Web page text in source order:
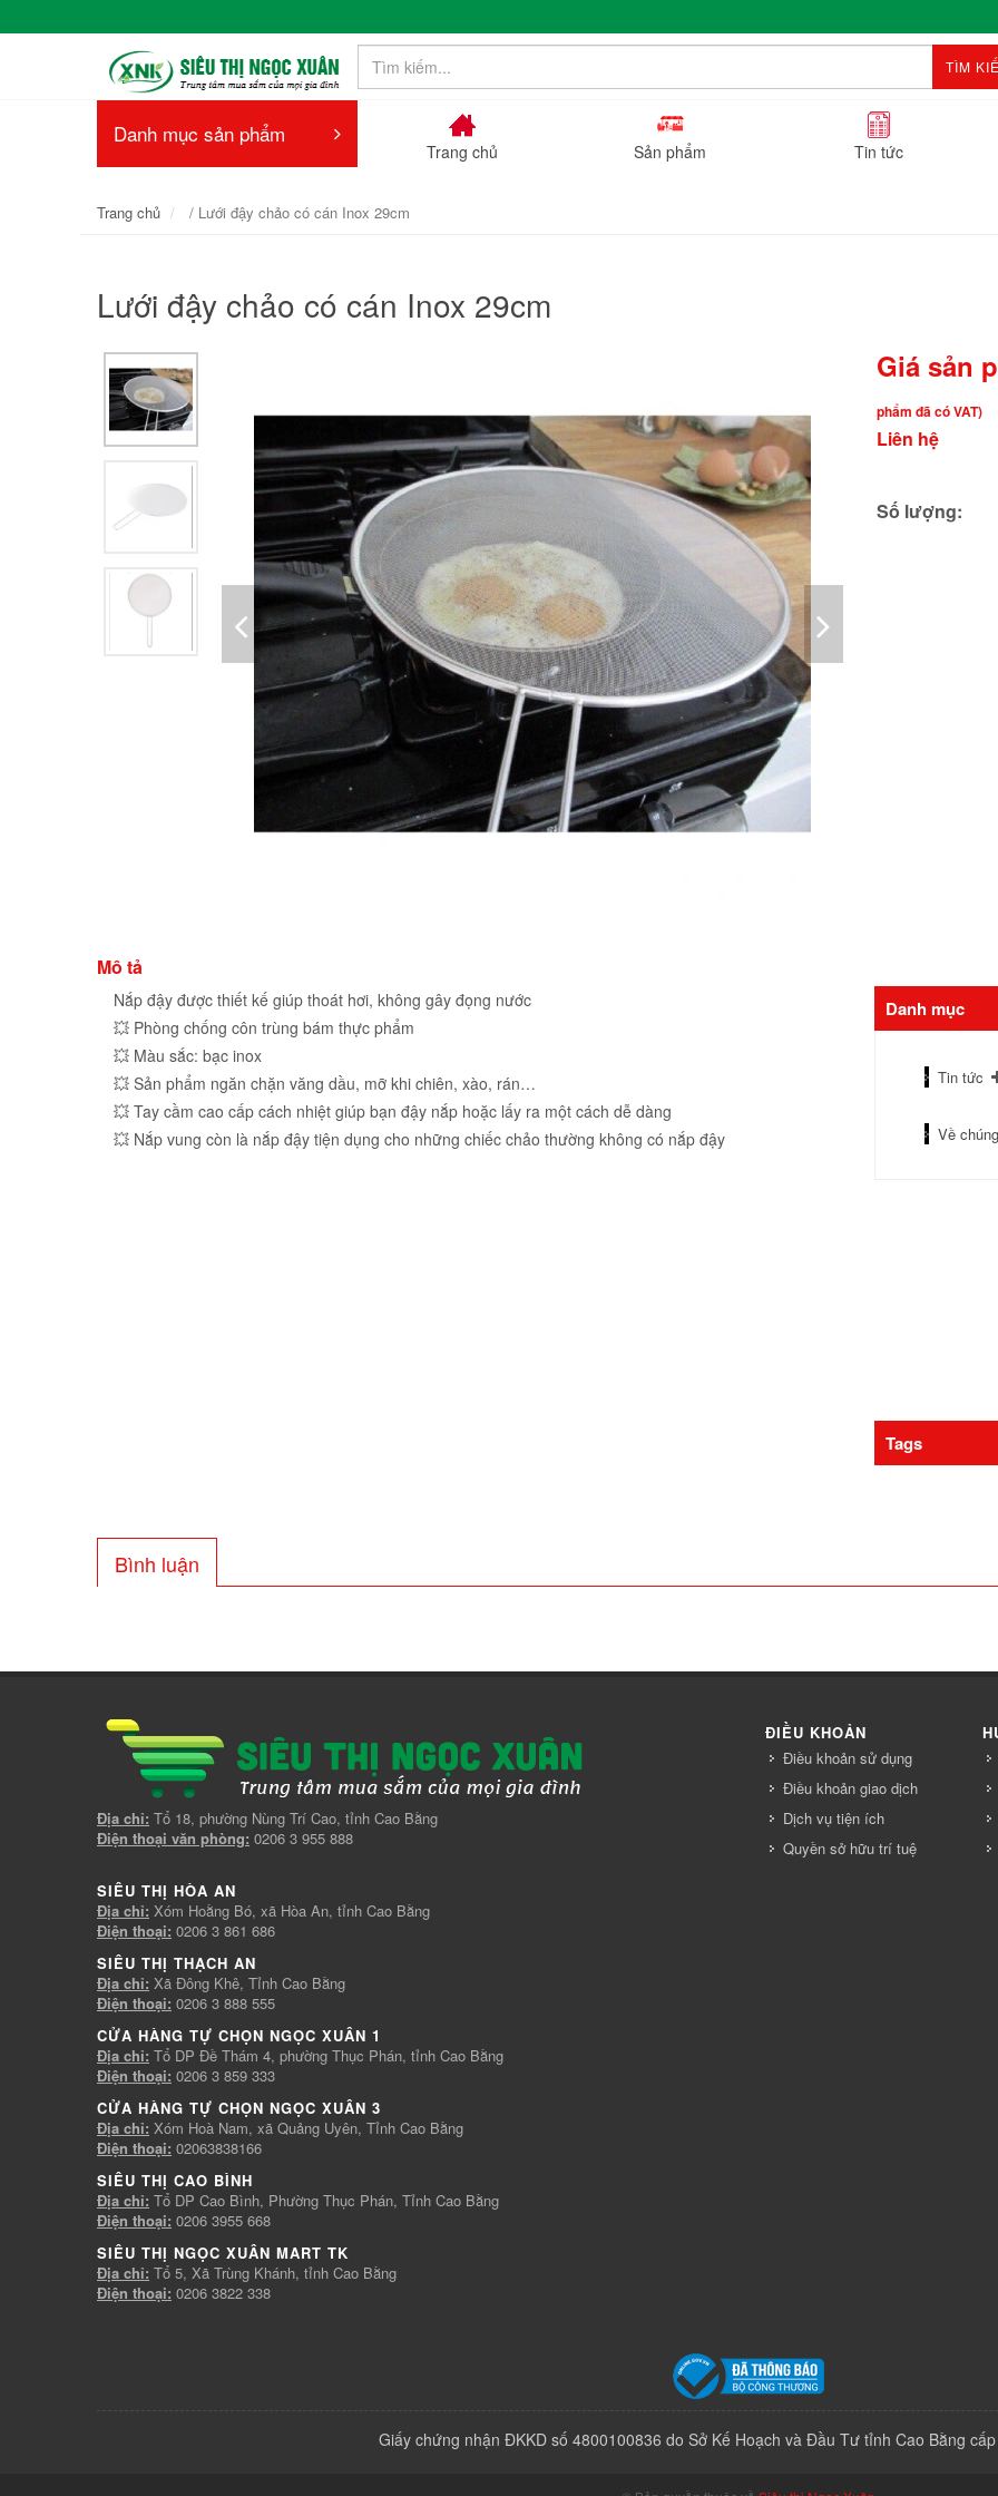
TÌM
Danh mục sản phẩm
Trang chủ Sản phẩm Tin tức
Trang chủ / Lưới đậy chảo có cán Inox 29cm
Lưới đậy chảo có cán Inox 29cm
Giá sản
phẩm đã có VAT)
Liên hệ
Số lượng:
Mô tả
Nắp đậy được thiết kế giúp thoát hơi, không gây đọng nước
💥 Phòng chống côn trùng bám thực phẩm
💥 Màu sắc: bạc inox
💥 Sản phẩm ngăn chặn văng dầu, mỡ khi chiên, xào, rán…
💥 Tay cầm cao cấp cách nhiệt giúp bạn đậy nắp hoặc lấy ra một cách dễ dàng
💥 Nắp vung còn là nắp đậy tiện dụng cho những chiếc chảo thường không có nắp đậy
Danh mục
Tin tức
Về
Tags
Bình luận
Địa chỉ: Tổ 18, phường Nùng Trí Cao, tỉnh Cao Bằng
Điện thoại văn phòng: 0206 3 955 888
SIÊU THỊ HÒA AN
Địa chỉ: Xóm Hoằng Bó, xã Hòa An, tỉnh Cao Bằng
Điện thoại: 0206 3 861 686
SIÊU THỊ THẠCH AN
Địa chỉ: Xã Đông Khê, Tỉnh Cao Bằng
Điện thoại: 0206 3 888 555
CỬA HÀNG TỰ CHỌN NGỌC XUÂN 1
Địa chỉ: Tổ DP Đề Thám 4, phường Thục Phán, tỉnh Cao Bằng
Điện thoại: 0206 3 859 333
CỬA HÀNG TỰ CHỌN NGỌC XUÂN 3
Địa chỉ: Xóm Hoà Nam, xã Quảng Uyên, Tỉnh Cao Bằng
Điện thoại: 02063838166
SIÊU THỊ CAO BÌNH
Địa chỉ: Tổ DP Cao Bình, Phường Thục Phán, Tỉnh Cao Bằng
Điện thoại: 0206 3955 668
SIÊU THỊ NGỌC XUÂN MART TK
Địa chỉ: Tổ 5, Xã Trùng Khánh, tỉnh Cao Bằng
Điện thoại: 0206 3822 338
ĐIỀU KHOẢN
Điều khoản sử dụng
Điều khoản giao dịch
Dịch vụ tiện ích
Quyền sở hữu trí tuệ
Giấy chứng nhận ĐKKD số 4800100836 do Sở Kế Hoạch và Đầu Tư tỉnh Cao Bằng